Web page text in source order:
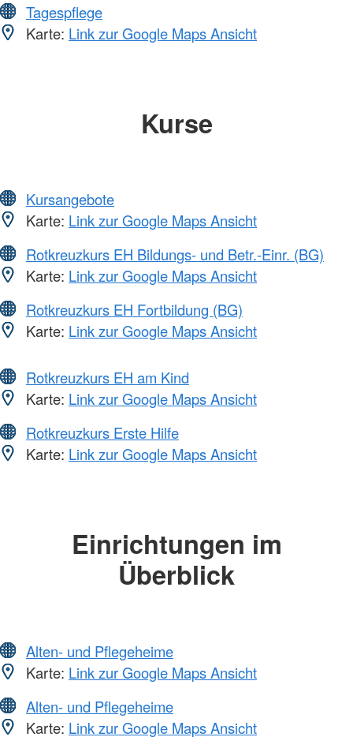
Tagespflege
Karte: Link zur Google Maps Ansicht
Kurse
Kursangebote
Karte: Link zur Google Maps Ansicht
Rotkreuzkurs EH Bildungs- und Betr.-Einr. (BG)
Karte: Link zur Google Maps Ansicht
Rotkreuzkurs EH Fortbildung (BG)
Karte: Link zur Google Maps Ansicht
Rotkreuzkurs EH am Kind
Karte: Link zur Google Maps Ansicht
Rotkreuzkurs Erste Hilfe
Karte: Link zur Google Maps Ansicht
Einrichtungen im
Überblick
Alten- und Pflegeheime
Karte: Link zur Google Maps Ansicht
Alten- und Pflegeheime
Karte: Link zur Google Maps Ansicht